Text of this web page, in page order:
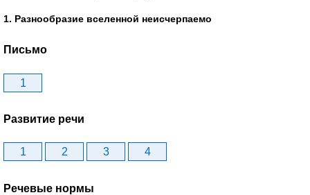
1. Разнообразие вселенной неисчерпаемо
Письмо
1
Развитие речи
1 2 3 4
Речевые нормы